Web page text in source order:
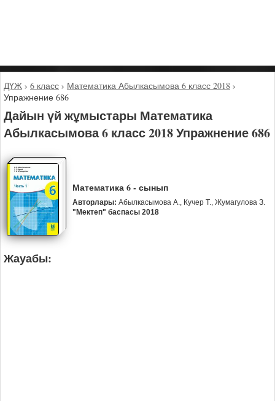
ДҮЖ › 6 класс › Математика Абылкасымова 6 класс 2018 ›
Упражнение 686
Дайын үй жұмыстары Математика
Абылкасымова 6 класс 2018 Упражнение 686
Математика 6 - сынып
Авторлары: Абылкасымова А., Кучер Т., Жумагулова З.
"Мектеп" баспасы 2018
Жауабы: